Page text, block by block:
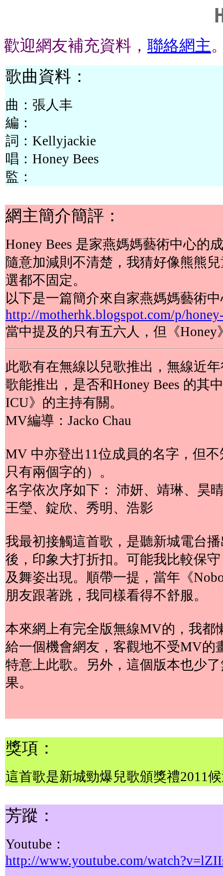
歡迎網友補充資料， 聯絡網主
歌曲資料：
曲： 張人丰
編：
詞： Kellyjackie
唱： Honey Bees
監：
網主簡介簡評：
Honey Bees 是家燕媽媽藝術中心的
隨意加減則不清楚，我猜好像熊熊
選都不固定。
以下是一篇簡介來自家燕媽媽藝術
http://motherhk.blogspot.com/p/
當中提及的只有五六人，但《
此歌有在無線以兒歌推出，無線近
歌能推出，是否和Honey Bees 的其
ICU》的主持有關。
MV編導：Jacko Chau
MV 中亦登出11位成員的名字，但
只有兩個字的）。
名字依次序如下： 沛妍、靖琳、昊
王瑩、錠欣、秀明、浩影
我最初接觸這首歌，是聽新城電台
後，印象大打折扣。可能我比較保
及舞姿出現。順帶一提，當年《
朋友跟著跳，我同樣看得不舒服。
本來網上有完全版無線MV的，我都
給一個機會網友，客觀地不受MV的
特意上此歌。另外，這個版本也少
果。
獎項：
這首歌是新城勁爆兒歌頒獎禮2011
芳蹤：
Youtube：
http://www.youtube.com/